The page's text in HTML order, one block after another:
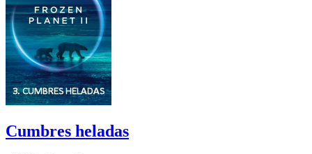
Cumbres heladas